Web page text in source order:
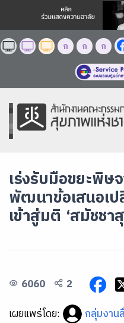
ก ก ก
เร่งรับมือขยะพิษ
พัฒนาข้อเสนอเ
เข้าสู่มติ ‘สมัชช
6060 2
เผยแพร่โดย:
กลุ่มงาน